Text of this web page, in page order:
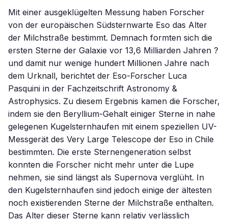
Mit einer ausgeklügelten Messung haben Forscher
von der europäischen Südsternwarte Eso das Alter
der Milchstraße bestimmt. Demnach formten sich die
ersten Sterne der Galaxie vor 13,6 Milliarden Jahren ?
und damit nur wenige hundert Millionen Jahre nach
dem Urknall, berichtet der Eso-Forscher Luca
Pasquini in der Fachzeitschrift Astronomy &
Astrophysics. Zu diesem Ergebnis kamen die Forscher,
indem sie den Beryllium-Gehalt einiger Sterne in nahe
gelegenen Kugelsternhaufen mit einem speziellen UV-
Messgerät des Very Large Telescope der Eso in Chile
bestimmten. Die erste Sternengeneration selbst
konnten die Forscher nicht mehr unter die Lupe
nehmen, sie sind längst als Supernova verglüht. In
den Kugelsternhaufen sind jedoch einige der ältesten
noch existierenden Sterne der Milchstraße enthalten.
Das Alter dieser Sterne kann relativ verlässlich